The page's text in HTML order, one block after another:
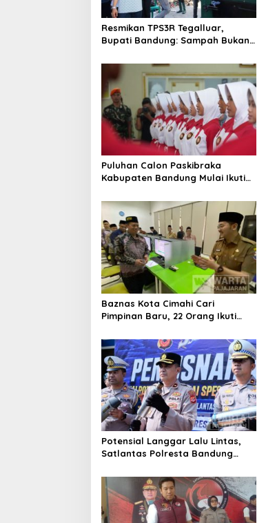
Resmikan TPS3R Tegalluar,
Bupati Bandung: Sampah Bukan
Puluhan Calon Paskibraka
Kabupaten Bandung Mulai Ikuti
Baznas Kota Cimahi Cari
Pimpinan Baru, 22 Orang Ikuti
Potensial Langgar Lalu Lintas,
Satlantas Polresta Bandung
Brong